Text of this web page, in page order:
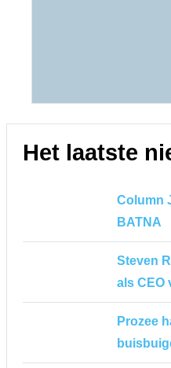
Het laatste
Column
BATNA
Steven
als CEO
Prozee